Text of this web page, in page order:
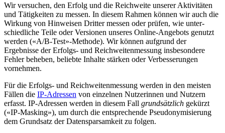
Wir versuchen, den Erfolg und die Reich­weite unserer Aktivitäten
und Tätig­keiten zu messen. In diesem Rahmen können wir auch die
Wirkung von Hinweisen Dritter messen oder prüfen, wie unter­
schiedliche Teile oder Versionen unseres Online-Angebots genutzt
werden («A/B-Test»-Methode). Wir können aufgrund der
Ergebnisse der Erfolgs- und Reichweiten­messung insbesondere
Fehler beheben, beliebte Inhalte stärken oder Verbesserungen
vornehmen.
Für die Erfolgs- und Reichweiten­messung werden in den meisten
Fällen die IP-Adressen von einzelnen Nutzerinnen und Nutzern
erfasst. IP-Adressen werden in diesem Fall grundsätzlich gekürzt
(«IP-Masking»), um durch die entsprechende Pseudo­nymisierung
dem Grundsatz der Daten­sparsamkeit zu folgen.